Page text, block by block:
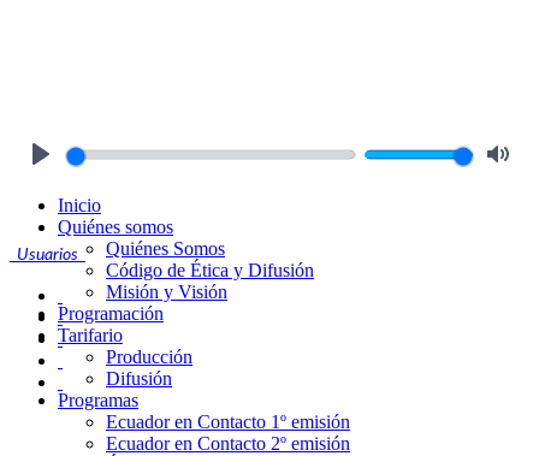
Usuarios
Inicio
Quiénes somos
Quiénes Somos
Código de Ética y Difusión
Misión y Visión
Programación
Tarifario
Producción
Difusión
Programas
Ecuador en Contacto 1º emisión
Ecuador en Contacto 2º emisión